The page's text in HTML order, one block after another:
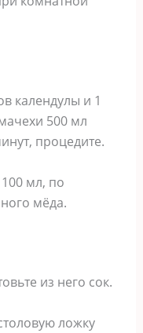
календулы и 1
500 мл
процедите.
мл, по
мёда.
из него сок.
ложку